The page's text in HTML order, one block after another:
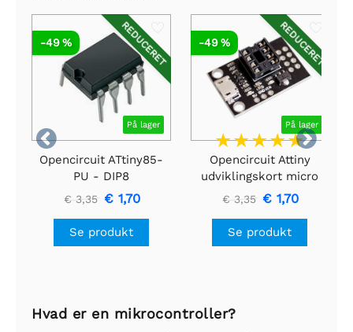


REDUCERET
På lager
-49 %
Opencircuit ATtiny85-
PU - DIP8
€ 3,35 € 1,70
Se produkt
REDUCERET
På lager
-49 %
Opencircuit Attiny
udviklingskort micro
USB
€ 3,35 € 1,70
Se produkt
Hvad er en mikrocontroller?